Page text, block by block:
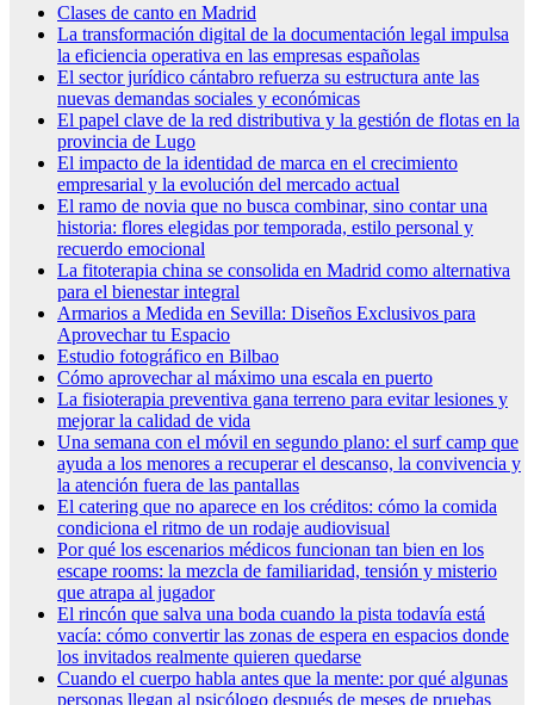
Clases de canto en Madrid
La transformación digital de la documentación legal impulsa
la eficiencia operativa en las empresas españolas
El sector jurídico cántabro refuerza su estructura ante las
nuevas demandas sociales y económicas
El papel clave de la red distributiva y la gestión de flotas en la
provincia de Lugo
El impacto de la identidad de marca en el crecimiento
empresarial y la evolución del mercado actual
El ramo de novia que no busca combinar, sino contar una
historia: flores elegidas por temporada, estilo personal y
recuerdo emocional
La fitoterapia china se consolida en Madrid como alternativa
para el bienestar integral
Armarios a Medida en Sevilla: Diseños Exclusivos para
Aprovechar tu Espacio
Estudio fotográfico en Bilbao
Cómo aprovechar al máximo una escala en puerto
La fisioterapia preventiva gana terreno para evitar lesiones y
mejorar la calidad de vida
Una semana con el móvil en segundo plano: el surf camp que
ayuda a los menores a recuperar el descanso, la convivencia y
la atención fuera de las pantallas
El catering que no aparece en los créditos: cómo la comida
condiciona el ritmo de un rodaje audiovisual
Por qué los escenarios médicos funcionan tan bien en los
escape rooms: la mezcla de familiaridad, tensión y misterio
que atrapa al jugador
El rincón que salva una boda cuando la pista todavía está
vacía: cómo convertir las zonas de espera en espacios donde
los invitados realmente quieren quedarse
Cuando el cuerpo habla antes que la mente: por qué algunas
personas llegan al psicólogo después de meses de pruebas